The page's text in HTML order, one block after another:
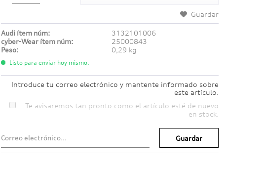
Guardar
Audi ítem núm:
3132101006
cyber-Wear ítem núm:
25000843
Peso:
0,29 kg
Listo para enviar hoy mismo.
Introduce tu correo electrónico y mantente informado sobre
este artículo.
Te avisaremos tan pronto como el artículo esté de nuevo
en stock.
Guardar